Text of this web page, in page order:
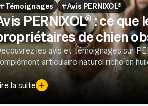
Témoignages Avis PERNIXOL®
PERNIXOL® : ce que
de chien
les avis et témoignages sur
articulaire naturel riche en
pour soutenir le confort articulaire du
la suite